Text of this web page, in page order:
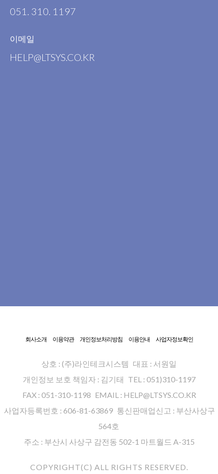
051. 310. 1197
이메일
HELP@LTSYS.CO.KR
회사소개 이용약관 개인정보처리방침 이용안내 사업자정보확인
상호 : (주)라인테크시스템 대표 : 서원일
개인정보 보호 책임자 : 김기태 TEL : 051)310-1197
FAX : 051-310-1198 EMAIL : HELP@LTSYS.CO.KR
사업자등록번호 : 606-81-63869 통신판매업신고 : 부산사상구
564호
주소 : 부산시 사상구 감전동 502-1 마트월드 A-315
COPYRIGHT(C) ALL RIGHTS RESERVED.